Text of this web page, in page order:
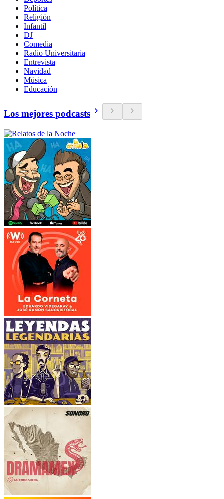
Política
Religión
Infantil
DJ
Comedia
Radio Universitaria
Entrevista
Navidad
Música
Educación
Los mejores podcasts